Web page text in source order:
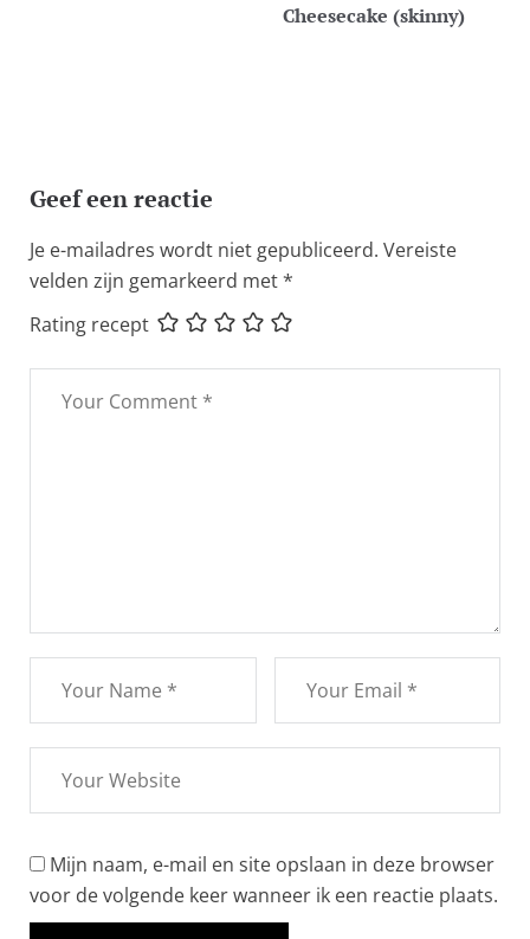
Cheesecake (skinny)
Geef een reactie
Je e-mailadres wordt niet gepubliceerd. Vereiste
velden zijn gemarkeerd met*
Rating recept
Mijn naam, e-mail en site opslaan in deze browser
voor de volgende keer wanneer ik een reactie plaats.